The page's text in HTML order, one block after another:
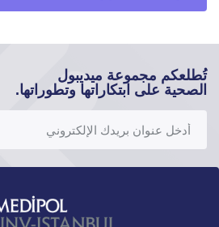
تُطلعكم مجموعة ميديبول
الصحية على ابتكاراتها وتطوراتها.